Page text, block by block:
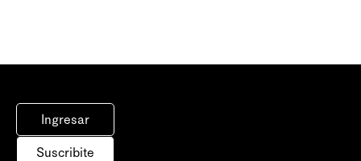
Ingresar
Suscribite